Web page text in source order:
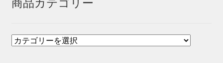
商品カテゴリー